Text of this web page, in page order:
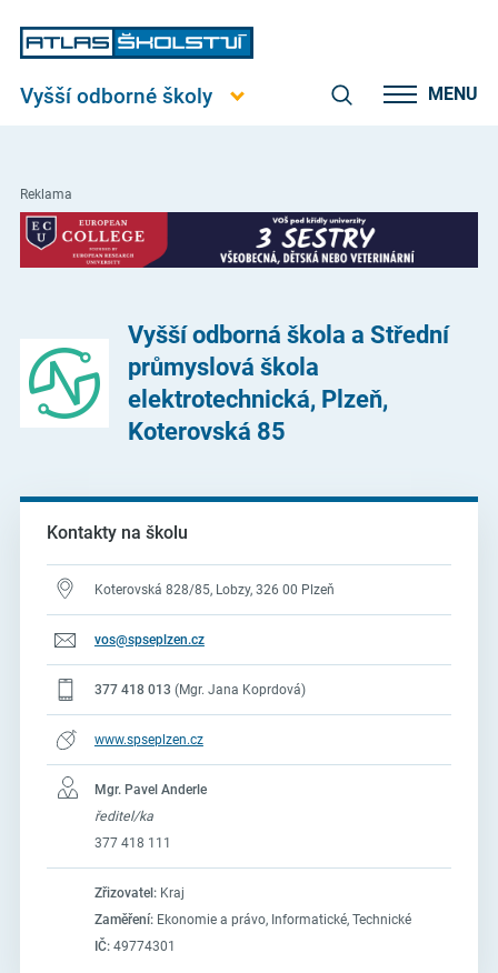
Vyšší odborné školy MENU
Reklama
Vyšší odborná škola a Střední
průmyslová škola
elektrotechnická, Plzeň,
Koterovská 85
Kontakty na školu
Koterovská 828/85, Lobzy, 326 00 Plzeň
vos@spseplzen.cz
377 418 013 (Mgr. Jana Koprdová)
www.spseplzen.cz
Mgr. Pavel Anderle
ředitel/ka
377 418 111
Zřizovatel:Kraj
Zaměření:Ekonomie a právo, Informatické, Technické
IČ:49774301